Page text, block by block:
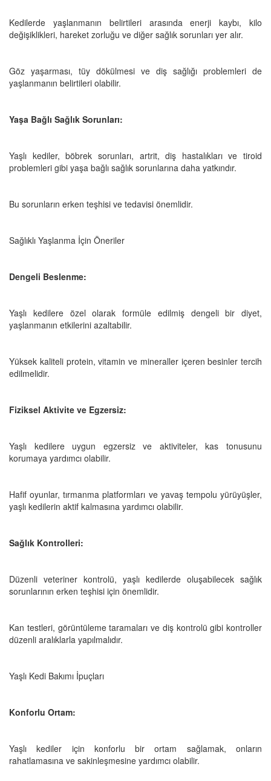
Kedilerde yaşlanmanın belirtileri arasında enerji kaybı, kilo
değişiklikleri, hareket zorluğu ve diğer sağlık sorunları yer alır.
Göz yaşarması, tüy dökülmesi ve diş sağlığı problemleri de
yaşlanmanın belirtileri olabilir.
Yaşa Bağlı Sağlık Sorunları:
Yaşlı kediler, böbrek sorunları, artrit, diş hastalıkları ve tiroid
problemleri gibi yaşa bağlı sağlık sorunlarına daha yatkındır.
Bu sorunların erken teşhisi ve tedavisi önemlidir.
Sağlıklı Yaşlanma İçin Öneriler
Dengeli Beslenme:
Yaşlı kedilere özel olarak formüle edilmiş dengeli bir diyet,
yaşlanmanın etkilerini azaltabilir.
Yüksek kaliteli protein, vitamin ve mineraller içeren besinler tercih
edilmelidir.
Fiziksel Aktivite ve Egzersiz:
Yaşlı kedilere uygun egzersiz ve aktiviteler, kas tonusunu
korumaya yardımcı olabilir.
Hafif oyunlar, tırmanma platformları ve yavaş tempolu yürüyüşler,
yaşlı kedilerin aktif kalmasına yardımcı olabilir.
Sağlık Kontrolleri:
Düzenli veteriner kontrolü, yaşlı kedilerde oluşabilecek sağlık
sorunlarının erken teşhisi için önemlidir.
Kan testleri, görüntüleme taramaları ve diş kontrolü gibi kontroller
düzenli aralıklarla yapılmalıdır.
Yaşlı Kedi Bakımı İpuçları
Konforlu Ortam:
Yaşlı kediler için konforlu bir ortam sağlamak, onların
rahatlamasına ve sakinleşmesine yardımcı olabilir.